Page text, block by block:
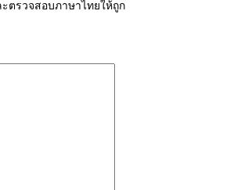
ตรวจสอบภาษาไทยให้ถูก